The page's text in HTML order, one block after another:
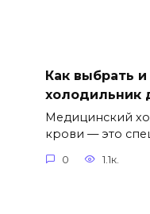
Как выбрать
холодильник
Медицинский
крови — это
0 1.1к.